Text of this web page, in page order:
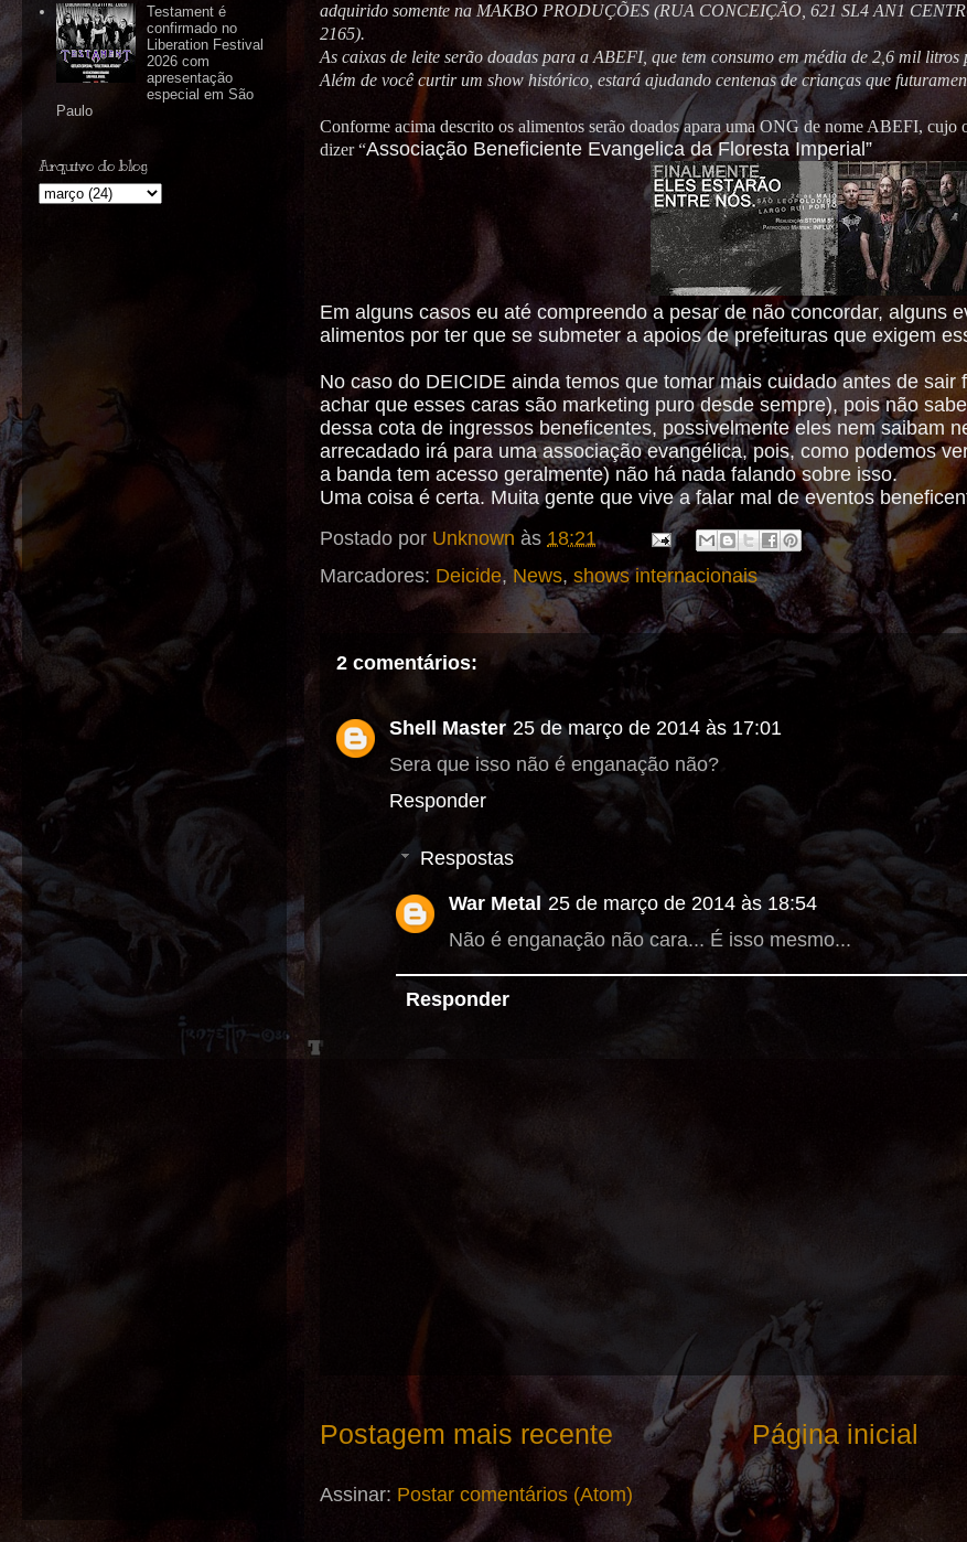
adquirido somente na MAKBO PRODUÇÕES (RUA CONCEIÇÃO, 621 SL4 AN1
2165).
As caixas de leite serão doadas para a ABEFI, que tem consumo em média de 2,6 mil litros
Além de você curtir um show histórico, estará ajudando centenas de crianças que
Conforme acima descrito os alimentos serão doados apara uma ONG de nome ABEFI,
dizer “Associação Beneficiente Evangelica da Floresta Imperial”
Em alguns casos eu até compreendo a pesar de não concordar, alguns
alimentos por ter que se submeter a apoios de prefeituras que exigem
No caso do DEICIDE ainda temos que tomar mais cuidado antes de
achar que esses caras são marketing puro desde sempre), pois não
dessa cota de ingressos beneficentes, possivelmente eles nem saibam
arrecadado irá para uma associação evangélica, pois, como podemos
a banda tem acesso geralmente) não há nada falando sobre isso.
Uma coisa é certa. Muita gente que vive a falar mal de eventos
Postado por Unknown às 18:21
Marcadores: Deicide, News, shows internacionais
2 comentários:
Shell Master 25 de março de 2014 às 17:01
Sera que isso não é enganação não?
Responder
Respostas
War Metal 25 de março de 2014 às 18:54
Não é enganação não cara... É isso mesmo...
Responder
Postagem mais recente Página inicial
Assinar: Postar comentários (Atom)
Testament é
confirmado no
Liberation Festival
2026 com
apresentação
especial em São
Paulo
Arquivo do blog